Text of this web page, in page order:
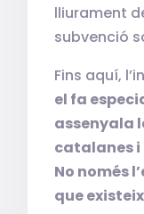
lliurament
subvenció
Fins aquí,
el fa
assenyala
catalanes i
No només
que